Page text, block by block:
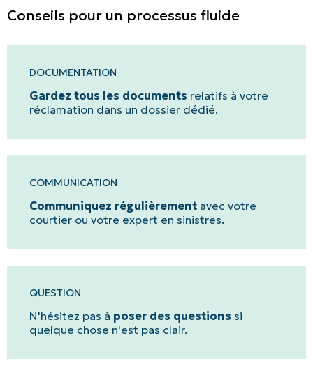
Carrière
Blogue
Nous joindre
Nous vous expliquerons clairement les détails du
Conseils pour un processus fluide
DOCUMENTATION
Gardez tous les documents relatifs à votre
réclamation dans un dossier dédié.
COMMUNICATION
Communiquez régulièrement avec votre
courtier ou votre expert en sinistres.
QUESTION
N'hésitez pas à poser des questions si
quelque chose n'est pas clair.